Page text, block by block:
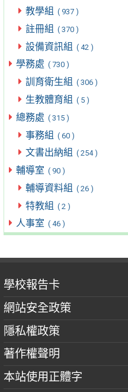
教學組 ( 937 )
註冊組 ( 370 )
設備資訊組 ( 42 )
學務處 ( 730 )
訓育衛生組 ( 306 )
生教體育組 ( 5 )
總務處 ( 315 )
事務組 ( 60 )
文書出納組 ( 254 )
輔導室 ( 90 )
輔導資料組 ( 26 )
特教組 ( 2 )
人事室 ( 46 )
學校報告卡
網站安全政策
隱私權政策
著作權聲明
本站使用正體字